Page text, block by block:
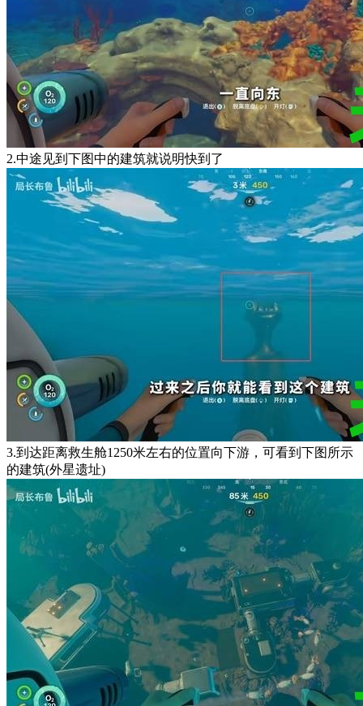
2.中途见到下图中的建筑就说明快到了
3.到达距离救生舱1250米左右的位置向下游，可看到下图所示
的建筑(外星遗址)